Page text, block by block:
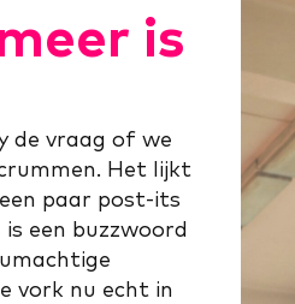
is
de vraag of we
Het lijkt
paar post-its
een buzzwoord
vork nu echt in